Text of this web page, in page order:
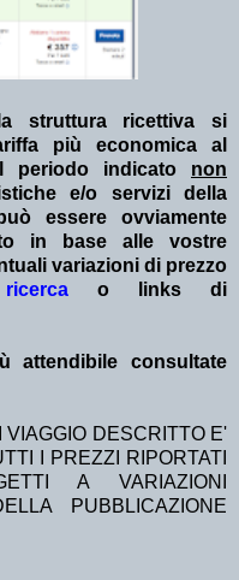
struttura ricettiva si
più economica al
periodo indicato non
e/o servizi della
essere ovviamente
in base alle vostre
variazioni di prezzo
o links di
attendibile consultate
VIAGGIO DESCRITTO E'
I PREZZI RIPORTATI
A VARIAZIONI
PUBBLICAZIONE